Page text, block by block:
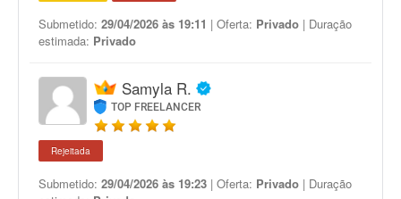
Submetido: 29/04/2026 às 19:11 | Oferta: Privado | Duração
estimada: Privado
Samyla R.
TOP FREELANCER
Rejeitada
Submetido: 29/04/2026 às 19:23 | Oferta: Privado | Duração